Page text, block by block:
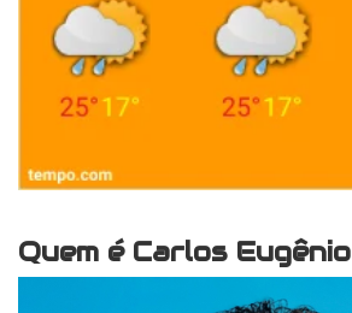
Quem é Carlos Eugênio